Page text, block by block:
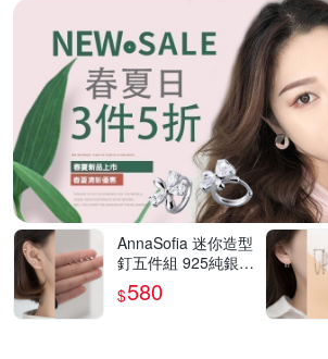
AnnaSofia 迷你造型
釘五件組 925純銀針
耳針耳環(銀系)
$580